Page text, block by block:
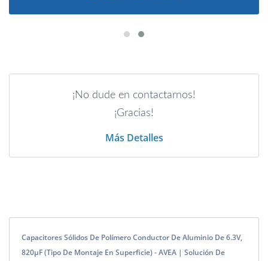
¡No dude en contactarnos!
¡Gracias!
Más Detalles
Capacitores Sólidos De Polímero Conductor De Aluminio De 6.3V,
820μF (tipo De Montaje En Superficie) - AVEA | Solución De